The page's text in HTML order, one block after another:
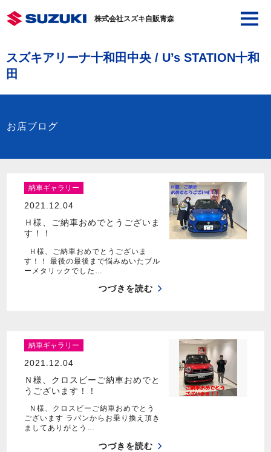
株式会社スズキ自販青森
スズキアリーナ十和田中央 / U’s STATION十和
田
お店ブログ
納車ギャラリー
2021.12.04
Ｈ様、ご納車おめでとうございま
す！！
Ｈ様、ご納車おめでとうございま
す！！ 最後の最後まで悩みぬいたブル
ーメタリックでした…
つづきを読む
納車ギャラリー
2021.12.04
Ｎ様、クロスビーご納車おめでと
うございます！！
Ｎ様、クロスビーご納車おめでとう
ございます ラパンからお乗り換え頂き
ましてありがとう…
つづきを読む